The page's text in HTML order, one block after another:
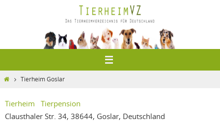
HomeTierheim Goslar
Tierheim
Tierpension
Clausthaler Str. 34, 38644, Goslar, Deutschland